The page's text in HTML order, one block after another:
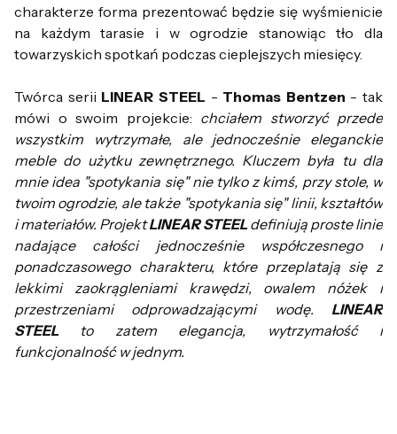
charakterze forma prezentować będzie się wyśmienicie
na każdym tarasie i w ogrodzie stanowiąc tło dla
towarzyskich spotkań podczas cieplejszych miesięcy.
Twórca serii LINEAR STEEL - Thomas Bentzen - tak
mówi o swoim projekcie: chciałem stworzyć przede
wszystkim wytrzymałe, ale jednocześnie eleganckie
meble do użytku zewnętrznego. Kluczem była tu dla
mnie idea "spotykania się" nie tylko z kimś, przy stole, w
twoim ogrodzie, ale także "spotykania się" linii, kształtów
i materiałów. ProjektLINEAR STEELdefiniują proste linie
nadające całości jednocześnie współczesnego i
ponadczasowego charakteru, które przeplatają się z
lekkimi zaokrągleniami krawędzi, owalem nóżek i
przestrzeniami odprowadzającymi wodę. LINEAR
STEELto zatem elegancja, wytrzymałość i
funkcjonalność w jednym.